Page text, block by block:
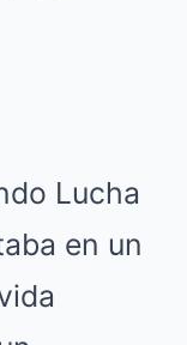
Lucha
en un